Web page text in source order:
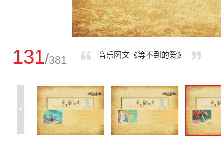
131/381 音乐图文《等不到的爱》
<